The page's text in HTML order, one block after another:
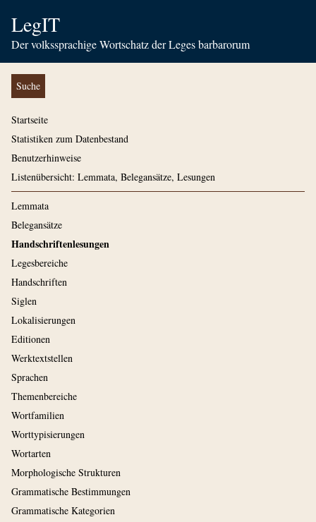
LegIT
Der volkssprachige Wortschatz der Leges barbarorum
Suche
Startseite
Statistiken zum Datenbestand
Benutzerhinweise
Listenübersicht: Lemmata, Belegansätze, Lesungen
Lemmata
Belegansätze
Handschriftenlesungen
Legesbereiche
Handschriften
Siglen
Lokalisierungen
Editionen
Werktextstellen
Sprachen
Themenbereiche
Wortfamilien
Worttypisierungen
Wortarten
Morphologische Strukturen
Grammatische Bestimmungen
Grammatische Kategorien